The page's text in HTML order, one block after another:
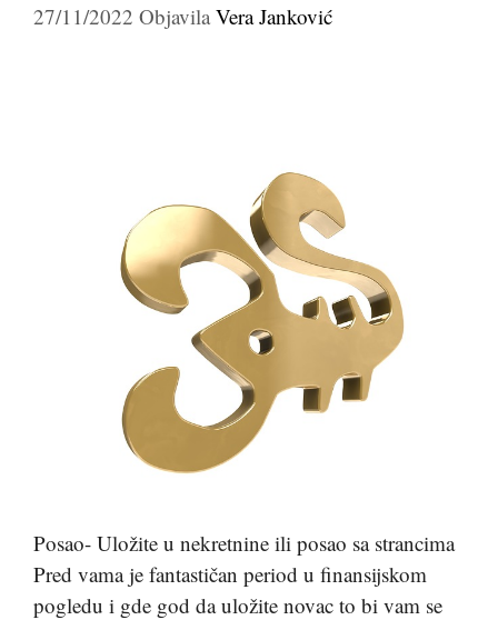
27/11/2022 Objavila Vera Janković
Posao- Uložite u nekretnine ili posao sa strancima
Pred vama je fantastičan period u finansijskom
pogledu i gde god da uložite novac to bi vam se